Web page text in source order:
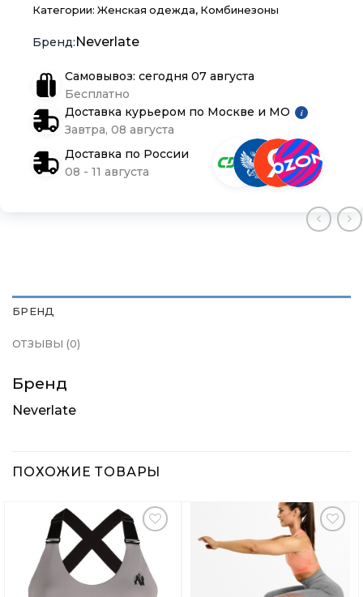
Категории: Женская одежда, Комбинезоны
Neverlate
Самовывоз: сегодня 07 августа
Бесплатно
Доставка курьером по Москве и МО
i
Завтра, 08 августа
Доставка по России
08 - 11 августа
БРЕНД
ОТЗЫВЫ (0)
Бренд
Neverlate
ПОХОЖИЕ ТОВАРЫ
Добавить
Вишлист
Добавить
в
Вишлист
Блог
Блог
Блог